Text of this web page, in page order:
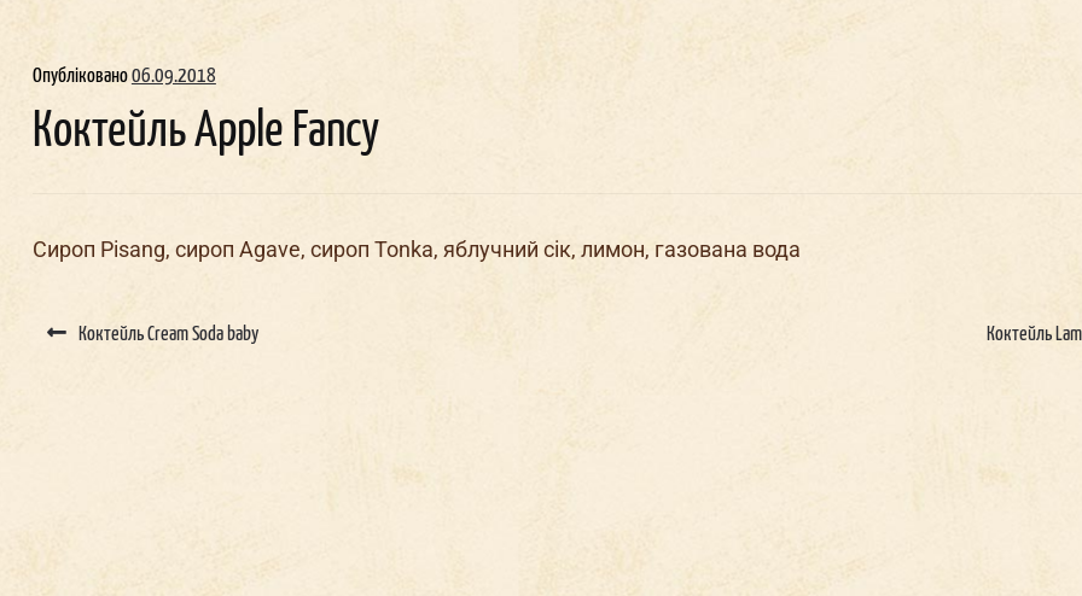
Опубліковано06.09.2018
Коктейль Apple Fancy
Сироп Pisang, сироп Agave, сироп Tonka, яблучний сік, лимон, газована вода
navigation
Коктейль Cream Soda baby Коктейль
Мальчи
шник в Корпоратив в